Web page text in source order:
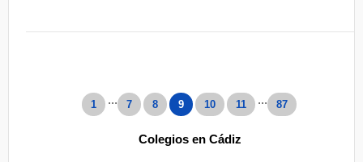
1 ... 7 8 9 10 11 ... 87
Colegios en Cádiz